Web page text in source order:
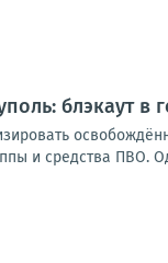
блэкаут в
и средства ПВО.